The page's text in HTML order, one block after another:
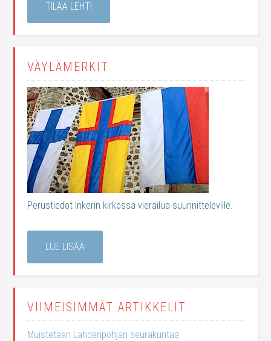
TILAA LEHTI
VÄYLÄMERKIT
Perustiedot Inkerin kirkossa vierailua suunnitteleville.
LUE LISÄÄ
VIIMEISIMMÄT ARTIKKELIT
Muistetaan Lahdenpohjan seurakuntaa